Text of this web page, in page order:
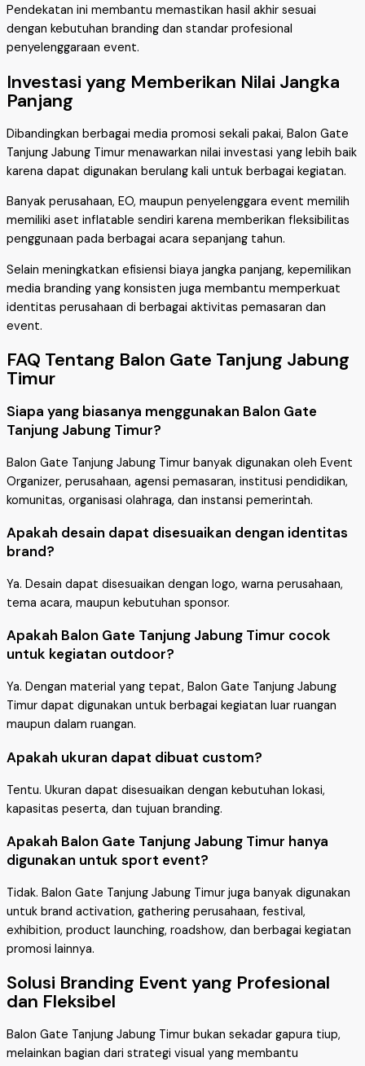
Pendekatan ini membantu memastikan hasil akhir sesuai
dengan kebutuhan branding dan standar profesional
penyelenggaraan event.
Investasi yang Memberikan Nilai Jangka
Panjang
Dibandingkan berbagai media promosi sekali pakai, Balon Gate
Tanjung Jabung Timur menawarkan nilai investasi yang lebih baik
karena dapat digunakan berulang kali untuk berbagai kegiatan.
Banyak perusahaan, EO, maupun penyelenggara event memilih
memiliki aset inflatable sendiri karena memberikan fleksibilitas
penggunaan pada berbagai acara sepanjang tahun.
Selain meningkatkan efisiensi biaya jangka panjang, kepemilikan
media branding yang konsisten juga membantu memperkuat
identitas perusahaan di berbagai aktivitas pemasaran dan
event.
FAQ Tentang Balon Gate Tanjung Jabung
Timur
Siapa yang biasanya menggunakan Balon Gate
Tanjung Jabung Timur?
Balon Gate Tanjung Jabung Timur banyak digunakan oleh Event
Organizer, perusahaan, agensi pemasaran, institusi pendidikan,
komunitas, organisasi olahraga, dan instansi pemerintah.
Apakah desain dapat disesuaikan dengan identitas
brand?
Ya. Desain dapat disesuaikan dengan logo, warna perusahaan,
tema acara, maupun kebutuhan sponsor.
Apakah Balon Gate Tanjung Jabung Timur cocok
untuk kegiatan outdoor?
Ya. Dengan material yang tepat, Balon Gate Tanjung Jabung
Timur dapat digunakan untuk berbagai kegiatan luar ruangan
maupun dalam ruangan.
Apakah ukuran dapat dibuat custom?
Tentu. Ukuran dapat disesuaikan dengan kebutuhan lokasi,
kapasitas peserta, dan tujuan branding.
Apakah Balon Gate Tanjung Jabung Timur hanya
digunakan untuk sport event?
Tidak. Balon Gate Tanjung Jabung Timur juga banyak digunakan
untuk brand activation, gathering perusahaan, festival,
exhibition, product launching, roadshow, dan berbagai kegiatan
promosi lainnya.
Solusi Branding Event yang Profesional
dan Fleksibel
Balon Gate Tanjung Jabung Timur bukan sekadar gapura tiup,
melainkan bagian dari strategi visual yang membantu